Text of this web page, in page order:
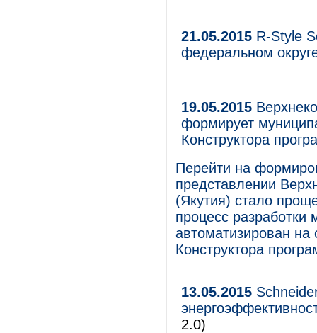
21.05.2015 R-Style
федеральном
19.05.2015
формирует
Конструктора
Перейти на
представлении
(Якутия) стало
процесс
автоматизирован
Конструктора
13.05.2015
2.0)